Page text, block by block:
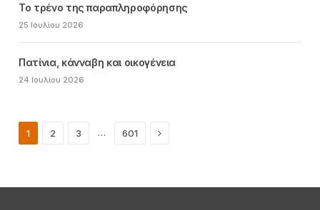
Το τρένο της παραπληροφόρησης
25 Ιουλίου 2026
Πατίνια, κάνναβη και οικογένεια
24 Ιουλίου 2026
1 2 3 … 601 Next